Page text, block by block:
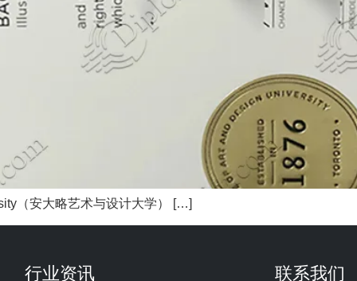
（安大略艺术与设计大学） […]
行业资讯 联系我们